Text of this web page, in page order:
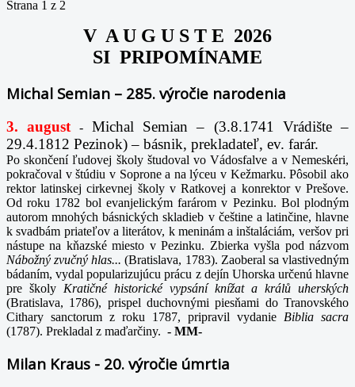
Strana 1 z 2
V A U G U S T E 2026
SI PRIPOMÍNAME
Michal Semian – 285. výročie narodenia
3. august -Michal Semian – (3.8.1741 Vrádište –
29.4.1812 Pezinok) – básnik, prekladateľ, ev. farár.
Po skončení ľudovej školy študoval vo Vádosfalve a v Nemeskéri,
pokračoval v štúdiu v Soprone a na lýceu v Kežmarku. Pôsobil ako
rektor latinskej cirkevnej školy v Ratkovej a konrektor v Prešove.
Od roku 1782 bol evanjelickým farárom v Pezinku. Bol plodným
autorom mnohých básnických skladieb v češtine a latinčine, hlavne
k svadbám priateľov a literátov, k meninám a inštaláciám, veršov pri
nástupe na kňazské miesto v Pezinku. Zbierka vyšla pod názvom
Nábožný zvučný hlas...(Bratislava, 1783). Zaoberal sa vlastivedným
bádaním, vydal popularizujúcu prácu z dejín Uhorska určenú hlavne
pre školy Kratičné historické vypsání knížat a králů uherských
(Bratislava, 1786), prispel duchovnými piesňami do Tranovského
Cithary sanctorum z roku 1787, pripravil vydanie Biblia sacra
(1787). Prekladal z maďarčiny. - MM-
Milan Kraus - 20. výročie úmrtia